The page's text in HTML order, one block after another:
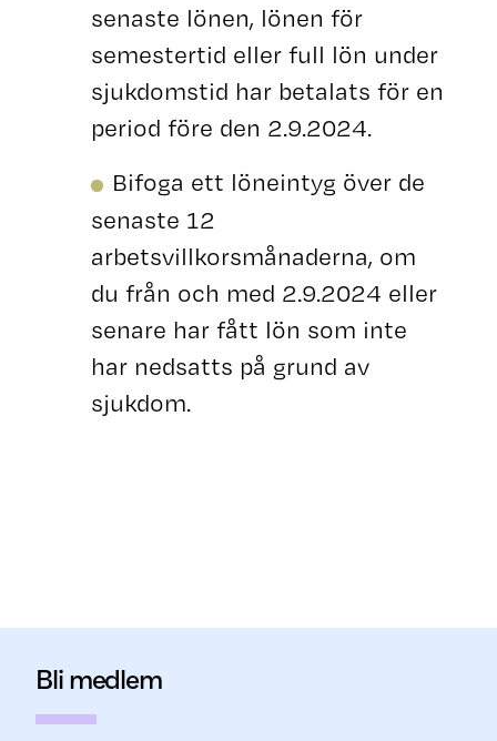
senaste lönen, lönen för
semestertid eller full lön under
sjukdomstid har betalats för en
period före den 2.9.2024.
Bifoga ett löneintyg över de
senaste 12
arbetsvillkorsmånaderna, om
du från och med 2.9.2024 eller
senare har fått lön som inte
har nedsatts på grund av
sjukdom.
Bli medlem